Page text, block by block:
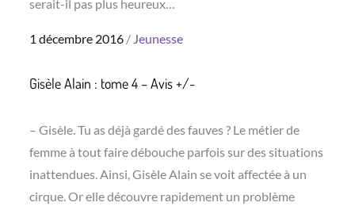
serait-il pas plus heureux…
Posted
1 décembre 2016 Jeunesse
Gisèle Alain : tome 4 – Avis +/-
– Gisèle. Tu as déjà gardé des fauves ? Le métier de
femme à tout faire débouche parfois sur des situations
inattendues. Ainsi, Gisèle Alain se voit affectée à un
cirque. Or elle découvre rapidement un problème